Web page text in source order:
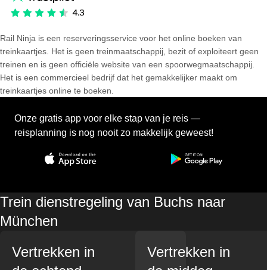
Rail Ninja is een reserveringsservice voor het online boeken van
treinkaartjes. Het is geen treinmaatschappij, bezit of exploiteert geen
treinen en is geen officiële website van een spoorwegmaatschappij.
Het is een commercieel bedrijf dat het gemakkelijker maakt om
treinkaartjes online te boeken.
Onze gratis app voor elke stap van je reis —
reisplanning is nog nooit zo makkelijk geweest!
Trein dienstregeling van Buchs naar
München
Vertrekken in
Vertrekken in